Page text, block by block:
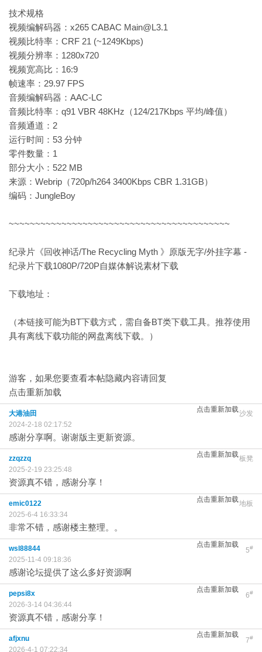
技术规格
视频编解码器：x265 CABAC Main@L3.1
视频比特率：CRF 21 (~1249Kbps)
视频分辨率：1280x720
视频宽高比：16:9
帧速率：29.97 FPS
音频编解码器：AAC-LC
音频比特率：q91 VBR 48KHz（124/217Kbps 平均/峰值）
音频通道：2
运行时间：53 分钟
零件数量：1
部分大小：522 MB
来源：Webrip（720p/h264 3400Kbps CBR 1.31GB）
编码：JungleBoy
~~~~~~~~~~~~~~~~~~~~~~~~~~~~~~~~~~~~~~~~~~
纪录片《回收神话/The Recycling Myth 》原版无字/外挂字幕 -
纪录片下载1080P/720P自媒体解说素材下载
下载地址：
（本链接可能为BT下载方式，需自备BT类下载工具。推荐使用
具有离线下载功能的网盘离线下载。）
游客，如果您要查看本帖隐藏内容请回复
点击重新加载
点击重新加载沙发
大港油田
2024-2-18 02:17:52
感谢分享啊。谢谢版主更新资源。
点击重新加载板凳
zzqzzq
2025-2-19 23:25:48
资源真不错，感谢分享！
点击重新加载地板
emic0122
2025-6-4 16:33:34
非常不错，感谢楼主整理。。
点击重新加载
5#
wsl88844
2025-11-4 09:18:36
感谢论坛提供了这么多好资源啊
点击重新加载
6#
pepsi8x
2026-3-14 04:36:44
资源真不错，感谢分享！
点击重新加载
7#
afjxnu
2026-4-1 07:22:34